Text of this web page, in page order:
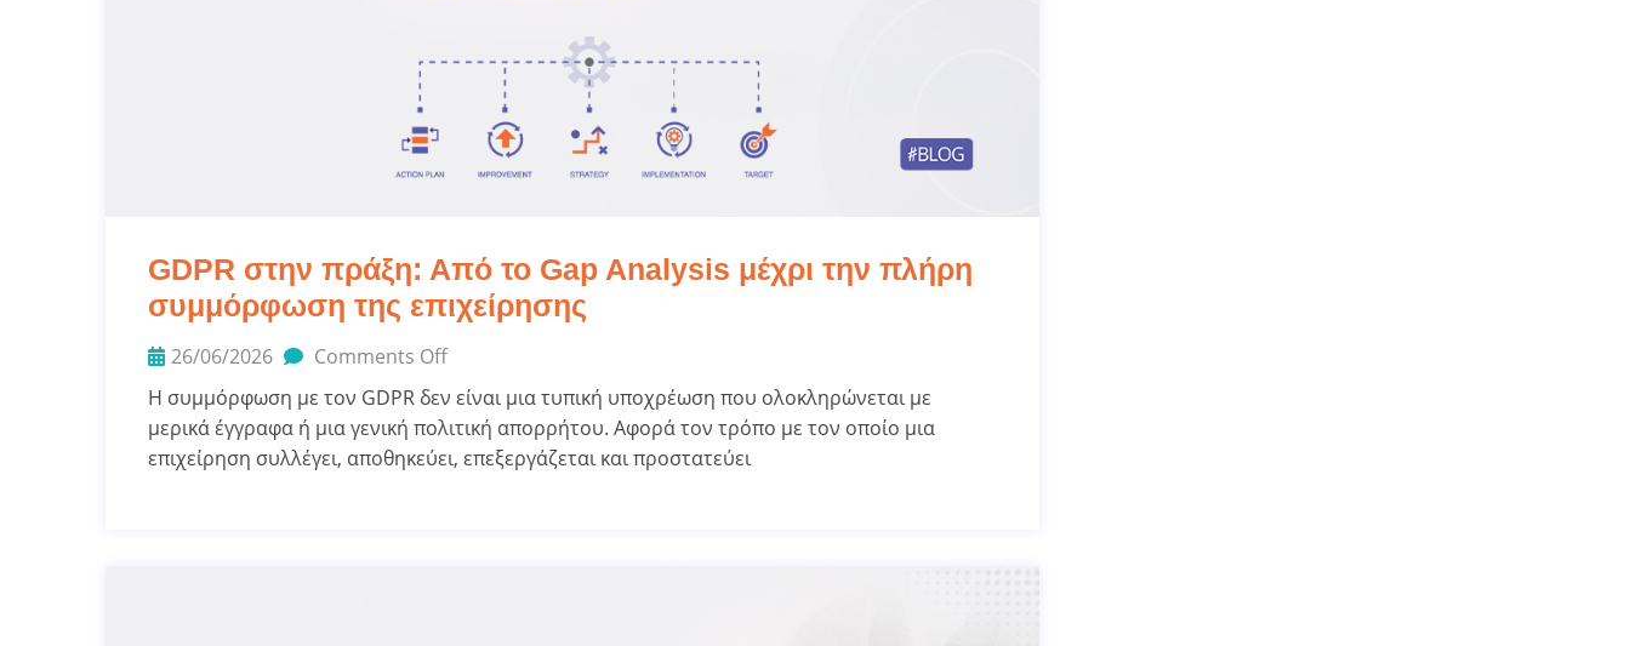
GDPR στην πράξη: Από το Gap Analysis μέχρι την πλήρη
συμμόρφωση της επιχείρησης
26/06/2026
Comments Off
Η συμμόρφωση με τον GDPR δεν είναι μια τυπική υποχρέωση που ολοκληρώνεται με
μερικά έγγραφα ή μια γενική πολιτική απορρήτου. Αφορά τον τρόπο με τον οποίο μια
επιχείρηση συλλέγει, αποθηκεύει, επεξεργάζεται και προστατεύει